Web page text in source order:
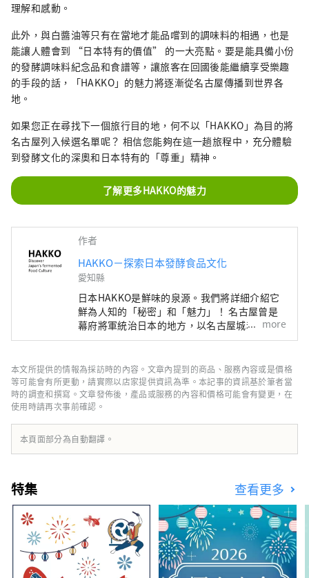
理解和感動。
此外，與白醬油等只有在當地才能品嚐到的調味料的相遇，也是
能讓人體會到 “日本特有的價值” 的一大亮點。要是能具備小份
的發酵調味料紀念品和食譜等，讓旅客在回國後能繼續享受樂趣
的手段的話，「HAKKO」的魅力將逐漸從名古屋傳播到世界各
地。
如果您正在尋找下一個旅行目的地，何不以「HAKKO」為目的將
名古屋列入候選名單呢？ 相信您能夠在這一趟旅程中，充分體驗
到發酵文化的深奧和日本特有的「尊重」精神。
了解更多HAKKO的魅力
作者
HAKKO－探索日本發酵食品文化
愛知縣
日本HAKKO是鮮味的泉源。我們將詳細介紹它
鮮為人知的「秘密」和「魅力」！ 名古屋曾是
幕府將軍統治日本的地方，以名古屋城和吉卜力
公園而聞名，但它實際上是美食文化的寶庫，孕
HAKKO？ HAKKO技術在決定日本料理口味的調
味料生產以及風靡全球的清酒釀造中發揮著至關
重要的作用。 ■名古屋是什麼樣的？ 名古屋位
於日本中部，是航空和陸路交通樞紐。得天獨厚
的自然環境和氣候孕育了獨特的發酵食品文化。
知多半島被伊勢灣和三河灣環繞，風景優美，自
more
本文所提供的情報為採訪時的內容。文章內提到的商品、服務內容或是價格
等可能會有所更動，請實際以店家提供資訊為準。本記事的資訊基於筆者當
時的調查和撰寫。文章發佈後，產品或服務的內容和價格可能會有變更，在
使用時請再次事前確認。
本頁面部分為自動翻譯。
特集 查看更多